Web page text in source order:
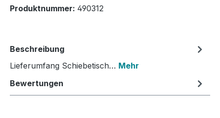
Produktnummer: 490312
Beschreibung
Lieferumfang Schiebetisch… Mehr
Bewertungen